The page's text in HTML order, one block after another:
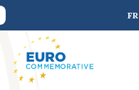
FR